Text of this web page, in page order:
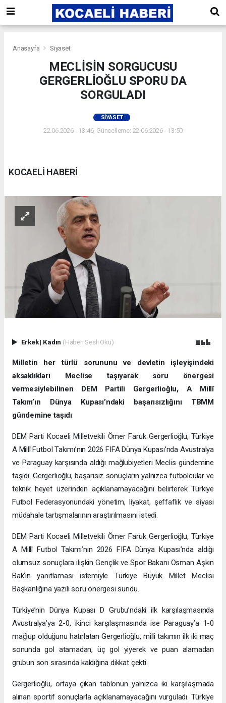
Anasayfa Siyaset
MECLİSİN SORGUCUSU
GERGERLİOĞLU SPORU DA
SORGULADI
SIYASET
22.06.2026 - 13:46, Güncelleme: 22.06.2026 - 13:50
KOCAELİ HABERİ
Erkek| Kadın (Haberi Sesli Oku)
Milletin her türlü sorununu ve devletin işleyişindeki
aksaklıkları Meclise taşıyarak soru önergesi
vermesiylebilinen DEM Partili Gergerlioğlu, A Millî
Takım’ın Dünya Kupası’ndaki başarısızlığını TBMM
gündemine taşıdı
DEM Parti Kocaeli Milletvekili Ömer Faruk Gergerlioğlu, Türkiye
A Millî Futbol Takımı’nın 2026 FIFA Dünya Kupası’nda Avustralya
ve Paraguay karşısında aldığı mağlubiyetleri Meclis gündemine
taşıdı. Gergerlioğlu, başarısız sonuçların yalnızca futbolcular ve
teknik heyet üzerinden açıklanamayacağını belirterek Türkiye
Futbol Federasyonundaki yönetim, liyakat, şeffaflık ve siyasi
müdahale tartışmalarının araştırılmasını istedi.
DEM Parti Kocaeli Milletvekili Ömer Faruk Gergerlioğlu, Türkiye
A Millî Futbol Takımı’nın 2026 FIFA Dünya Kupası’nda aldığı
olumsuz sonuçlara ilişkin Gençlik ve Spor Bakanı Osman Aşkın
Bak’ın yanıtlaması istemiyle Türkiye Büyük Millet Meclisi
Başkanlığına yazılı soru önergesi sundu.
Türkiye’nin Dünya Kupası D Grubu’ndaki ilk karşılaşmasında
Avustralya’ya 2-0, ikinci karşılaşmasında ise Paraguay’a 1-0
mağlup olduğunu hatırlatan Gergerlioğlu, millî takımın ilk iki maç
sonunda gol atamadan, üç gol yiyerek ve puan alamadan
grubun son sırasında kaldığına dikkat çekti.
Gergerlioğlu, ortaya çıkan tablonun yalnızca iki karşılaşmada
alınan sportif sonuçlarla açıklanamayacağını vurguladı. Türkiye